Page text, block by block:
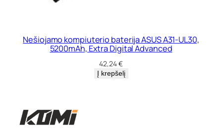
Nešiojamo kompiuterio baterija ASUS A31-UL30,
5200mAh, Extra Digital Advanced
42,24€
Į krepšelį